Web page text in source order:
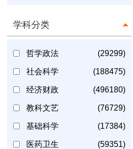
学科分类
哲学政法 (29299)
社会科学 (188475)
经济财政 (496180)
教科文艺 (76729)
基础科学 (17384)
医药卫生 (59351)